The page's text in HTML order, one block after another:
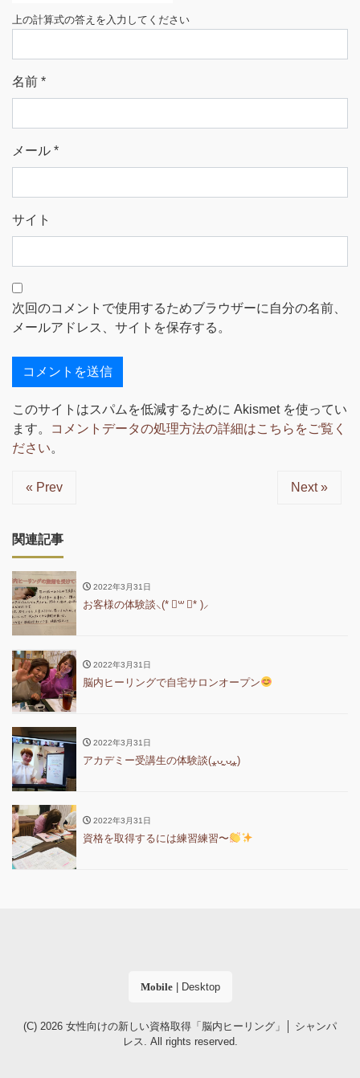
上の計算式の答えを入力してください
名前 *
メール *
サイト
次回のコメントで使用するためブラウザーに自分の名前、
メールアドレス、サイトを保存する。
このサイトはスパムを低減するために Akismet を使ってい
ます。
コメントデータの処理方法の詳細はこちらをご覧く
ださい。
« Prev Next »
関連記事
2022年3月31日
お客様の体験談⸜(* ॑꒳ ॑* )⸝
2022年3月31日
脳内ヒーリングで自宅サロンオープン
2022年3月31日
アカデミー受講生の体験談(⁎ᴗ͈ˬᴗ͈⁎)
2022年3月31日
資格を取得するには練習練習〜
Mobile| Desktop
(C) 2026 女性向けの新しい資格取得「脳内ヒーリング」│ シャンパ
レス. All rights reserved.